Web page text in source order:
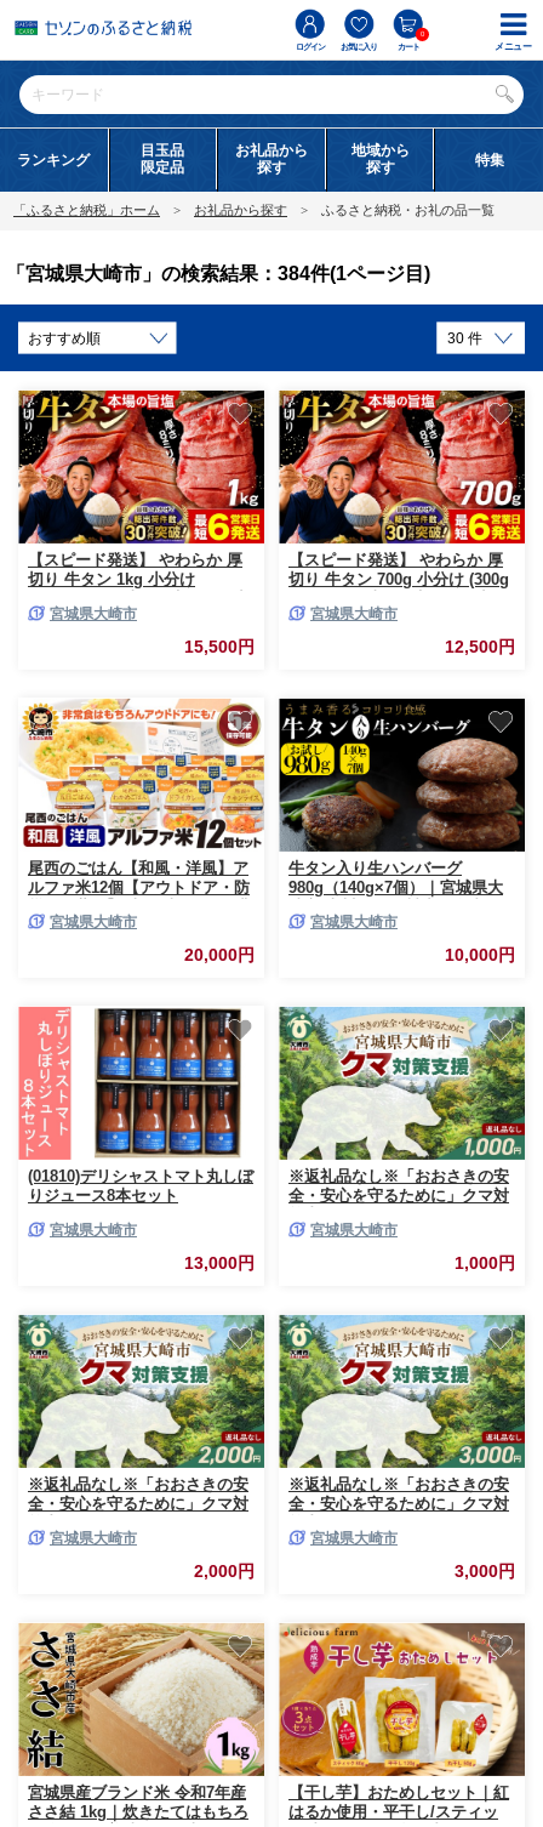
ログイン お気に入り カート
0
ランキング
目玉品
限定品
お礼品から
探す
地域から
探す
特集
「ふるさと納税」ホーム お礼品から探す ふるさと納税・お礼の品一覧
「宮城県大崎市」の検索結果：384件(1ページ目)
【スピード発送】 やわらか 厚
切り 牛タン 1kg 小分け
り8mm 沖縄の塩 シママース 肉
牛肉 タン 仙台 名物 グルメ 焼
肉 個包装 味付け 味付き 柔らか
にく お肉 バーベキュー BBQ キ
ャンプ アウトドア お取り寄せ
グルメ 宮城県 牛たん ギフト 贈
答 大崎市 古川ミート］ fm-tan-
1kg-15500
宮城県大崎市
15,500円
【スピード発送】 やわらか 厚
切り 牛タン 700g 小分け (300g
8mm 沖縄の塩 シママース使用
肉 牛肉 タン 仙台 名物 グルメ
焼肉 小分け 個包装 味付け 味付
だけ にく お肉 バーベキュー
BBQ キャンプ 宮城県 ギフト 贈
答 大崎市 古川ミート］fm-tan-
700g-12500
宮城県大崎市
12,500円
尾西のごはん【和風・洋風】ア
ルファ米12個【アウトドア・防
常食 保存食 防災グッズ 防災 防
災食 アルファ米 長期保存 ご飯
尾西食品 キャンプ アウトドア
宮城県大崎市
20,000円
牛タン入り生ハンバーグ
980g（140g×7個）｜宮城県大
個別真空 小分け ハンバーグ 肉
牛 牛肉 牛タン 冷凍 惣菜 牛タ
ンハンバーグ 古川ミート お試
料無料
宮城県大崎市
10,000円
(01810)デリシャストマト丸しぼ
りジュース8本セット
宮城県大崎市
13,000円
※返礼品なし※「おおさきの安
全・安心を守るために」クマ対
宮城県大崎市
1,000円
※返礼品なし※「おおさきの安
全・安心を守るために」クマ対
宮城県大崎市
2,000円
※返礼品なし※「おおさきの安
全・安心を守るために」クマ対
宮城県大崎市
3,000円
宮城県産ブランド米 令和7年産
ささ結 1kg｜炊きたてはもちろ
【干し芋】おためしセット｜紅
はるか使用・平干し/スティッ
メニュー